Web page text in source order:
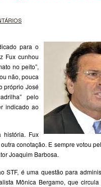
para o
Fux cunhou
no peito”,
não, pouca
próprio José
pelo
indicado ao
Fux
conotação. E sempre votou
Joaquim Barbosa.
STF, é uma questão para
Mônica Bergamo, que